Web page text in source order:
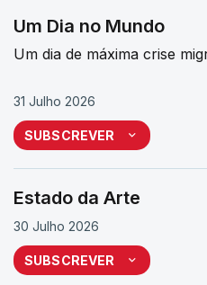
Um Dia no Mundo
Um dia de máxima crise
31 Julho 2026
SUBSCREVER
Estado da Arte
30 Julho 2026
SUBSCREVER